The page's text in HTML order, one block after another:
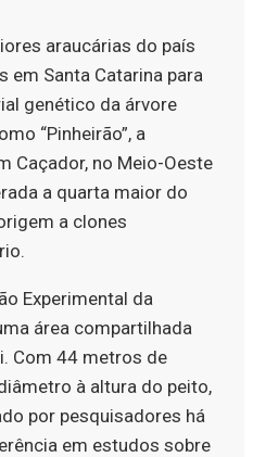
araucárias do país
em Santa Catarina para
genético da árvore
“Pinheirão”, a
Caçador, no Meio-Oeste
a quarta maior do
a clones
Experimental da
área compartilhada
Com 44 metros de
à altura do peito,
por pesquisadores há
em estudos sobre